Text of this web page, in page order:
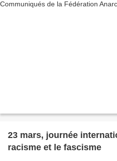
23 mars, journée
racisme et le fascisme